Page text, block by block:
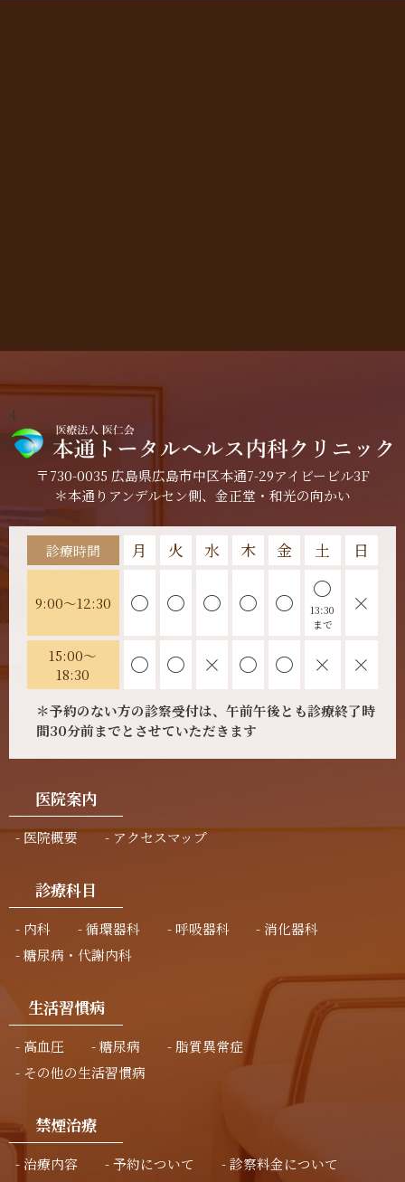
4
〒730-0035 広島県広島市中区本通7-29アイビービル3F
＊本通りアンデルセン側、金正堂・和光の向かい
診療時間 月 火 水 木 金 土 日
9:00～12:30 〇 〇 〇 〇 〇
〇
13:30
まで
×
15:00～
18:30
〇 〇 × 〇 〇 × ×
＊予約のない方の診察受付は、午前午後とも診療終了時
間30分前までとさせていただきます
医院案内
医院概要 アクセスマップ
診療科目
内科 循環器科 呼吸器科
消化器科
糖尿病・代謝内科
生活習慣病
高血圧 糖尿病
脂質異常症
その他の生活習慣病
禁煙治療
治療内容 予約について 診察料金について